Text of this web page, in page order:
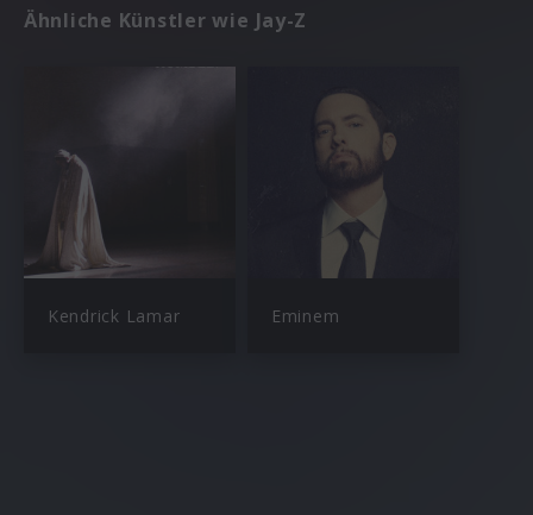
Ähnliche Künstler wie Jay-Z
Kendrick Lamar Eminem